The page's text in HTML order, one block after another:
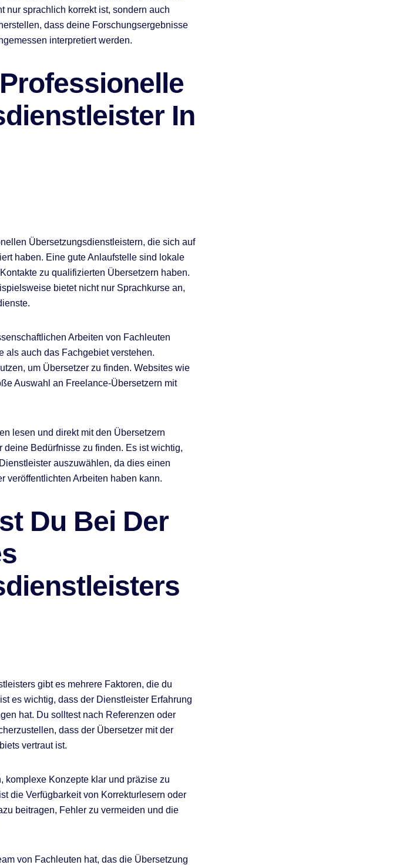
nur sprachlich korrekt ist, sondern auch
dass deine Forschungsergebnisse
interpretiert werden.
In
Übersetzungsdienstleistern, die sich auf
haben. Eine gute Anlaufstelle sind lokale
zu qualifizierten Übersetzern haben.
bietet nicht nur Sprachkurse an,
Arbeiten von Fachleuten
als auch das Fachgebiet verstehen.
um Übersetzer zu finden. Websites wie
Auswahl an Freelance-Übersetzern mit
lesen und direkt mit den Übersetzern
deine Bedürfnisse zu finden. Es ist wichtig,
auszuwählen, da dies einen
veröffentlichten Arbeiten haben kann.
Du Bei Der
gibt es mehrere Faktoren, die du
es wichtig, dass der Dienstleister Erfahrung
hat. Du solltest nach Referenzen oder
dass der Übersetzer mit der
vertraut ist.
komplexe Konzepte klar und präzise zu
die Verfügbarkeit von Korrekturlesern oder
beitragen, Fehler zu vermeiden und die
von Fachleuten hat, das die Übersetzung